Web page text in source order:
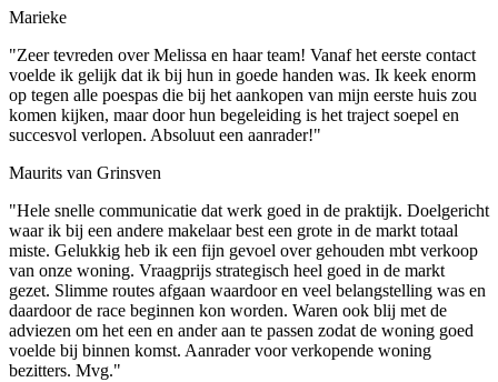
Marieke
"Zeer tevreden over Melissa en haar team! Vanaf het eerste contact
voelde ik gelijk dat ik bij hun in goede handen was. Ik keek enorm
op tegen alle poespas die bij het aankopen van mijn eerste huis zou
komen kijken, maar door hun begeleiding is het traject soepel en
succesvol verlopen. Absoluut een aanrader!"
Maurits van Grinsven
"Hele snelle communicatie dat werk goed in de praktijk. Doelgericht
waar ik bij een andere makelaar best een grote in de markt totaal
miste. Gelukkig heb ik een fijn gevoel over gehouden mbt verkoop
van onze woning. Vraagprijs strategisch heel goed in de markt
gezet. Slimme routes afgaan waardoor en veel belangstelling was en
daardoor de race beginnen kon worden. Waren ook blij met de
adviezen om het een en ander aan te passen zodat de woning goed
voelde bij binnen komst. Aanrader voor verkopende woning
bezitters. Mvg."